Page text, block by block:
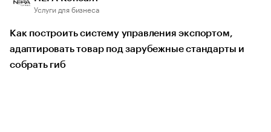
Услуги для бизнеса
Как построить систему управления экспортом,
адаптировать товар под зарубежные стандарты и
собрать гиб